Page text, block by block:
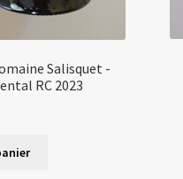
Salisquet -
RC 2023